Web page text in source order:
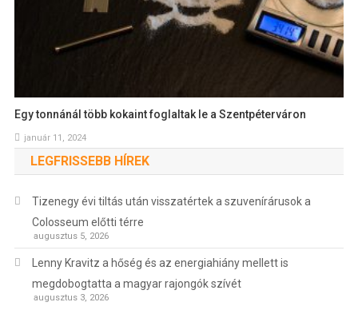
Egy tonnánál több kokaint foglaltak le a Szentpéterváron
január 11, 2024
LEGFRISSEBB HÍREK
Tizenegy évi tiltás után visszatértek a szuvenírárusok a
Colosseum előtti térre
augusztus 5, 2026
Lenny Kravitz a hőség és az energiahiány mellett is
megdobogtatta a magyar rajongók szívét
augusztus 3, 2026